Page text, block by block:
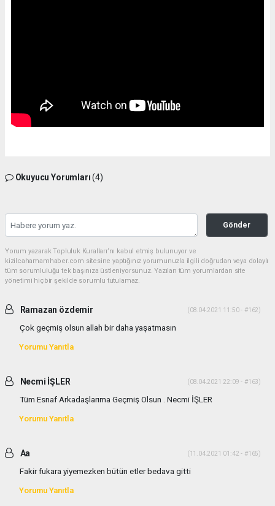
Okuyucu Yorumları(4)
Gönder
Yorum yazarak Topluluk Kuralları’nı kabul etmiş bulunuyor ve
kizilcahamamhaber.com sitesine yaptığınız yorumunuzla ilgili doğrudan veya dolaylı
tüm sorumluluğu tek başınıza üstleniyorsunuz. Yazılan tüm yorumlardan site
yönetimi hiçbir şekilde sorumlu tutulamaz.
Ramazan özdemir (08.04.2021 11:50 - #162)
Çok geçmiş olsun allah bir daha yaşatmasın
Yorumu Yanıtla
Necmi İŞLER (08.04.2021 22:09 - #163)
Tüm Esnaf Arkadaşlarıma Geçmiş Olsun . Necmi İŞLER
Yorumu Yanıtla
Aa (11.04.2021 01:42 - #165)
Fakir fukara yiyemezken bütün etler bedava gitti
Yorumu Yanıtla